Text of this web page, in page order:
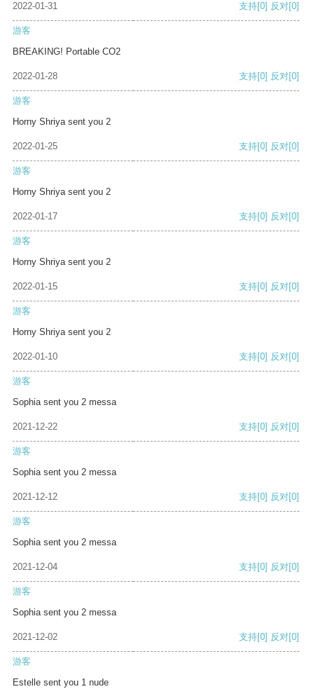
2022-01-31 支持[0] 反对[0]
游客
BREAKING! Portable CO2
2022-01-28 支持[0] 反对[0]
游客
Horny Shriya sent you 2
2022-01-25 支持[0] 反对[0]
游客
Horny Shriya sent you 2
2022-01-17 支持[0] 反对[0]
游客
Horny Shriya sent you 2
2022-01-15 支持[0] 反对[0]
游客
Horny Shriya sent you 2
2022-01-10 支持[0] 反对[0]
游客
Sophia sent you 2 messa
2021-12-22 支持[0] 反对[0]
游客
Sophia sent you 2 messa
2021-12-12 支持[0] 反对[0]
游客
Sophia sent you 2 messa
2021-12-04 支持[0] 反对[0]
游客
Sophia sent you 2 messa
2021-12-02 支持[0] 反对[0]
游客
Estelle sent you 1 nude